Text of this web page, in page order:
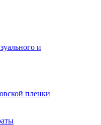
стенды
измерительного